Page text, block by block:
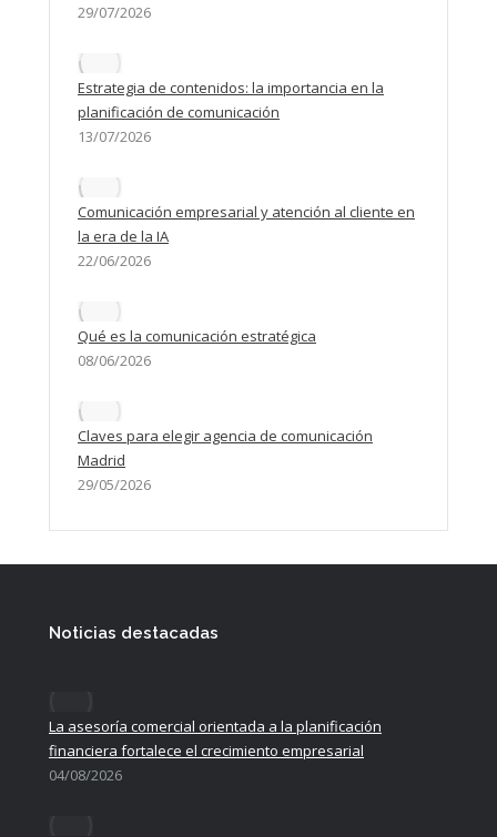
29/07/2026
Estrategia de contenidos: la importancia en la
planificación de comunicación
13/07/2026
Comunicación empresarial y atención al cliente en
la era de la IA
22/06/2026
Qué es la comunicación estratégica
08/06/2026
Claves para elegir agencia de comunicación
Madrid
29/05/2026
Noticias destacadas
La asesoría comercial orientada a la planificación
financiera fortalece el crecimiento empresarial
04/08/2026